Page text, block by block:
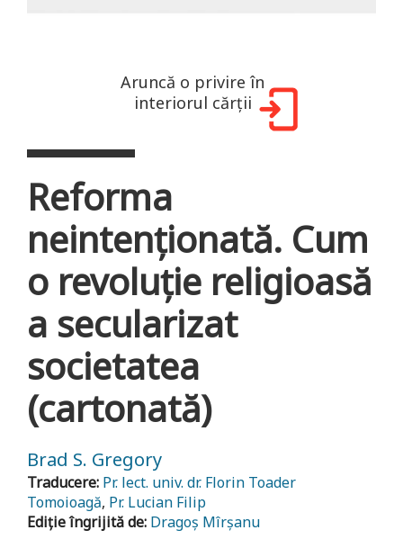
Aruncă o privire în
interiorul cărții
Reforma
neintenționată. Cum
o revoluție religioasă
a secularizat
societatea
(cartonată)
Brad S. Gregory
Traducere: Pr. lect. univ. dr. Florin Toader
Tomoioagă, Pr. Lucian Filip
Ediție îngrijită de: Dragoș Mîrșanu